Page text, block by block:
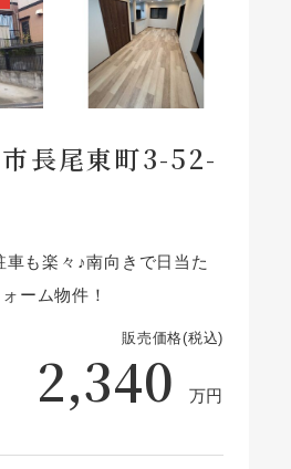
長尾東町3-52-
も楽々♪南向きで日当た
ーム物件！
販売価格(税込)
2,340 万円